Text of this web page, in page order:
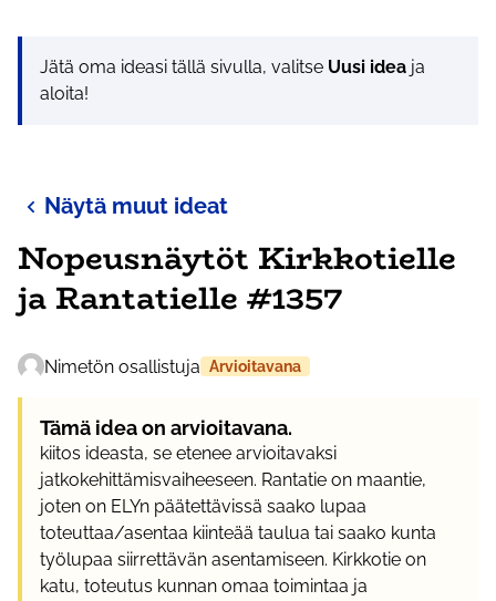
Jätä oma ideasi tällä sivulla, valitse Uusi idea ja
aloita!
Näytä muut ideat
Nopeusnäytöt Kirkkotielle
ja Rantatielle #1357
Nimetön osallistuja Arvioitavana
Tämä idea on arvioitavana.
kiitos ideasta, se etenee arvioitavaksi
jatkokehittämisvaiheeseen. Rantatie on maantie,
joten on ELYn päätettävissä saako lupaa
toteuttaa/asentaa kiinteää taulua tai saako kunta
työlupaa siirrettävän asentamiseen. Kirkkotie on
katu, toteutus kunnan omaa toimintaa ja